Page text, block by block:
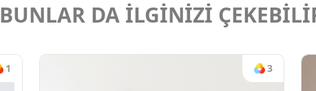
BUNLAR DA İLGİNİZİ
1 3